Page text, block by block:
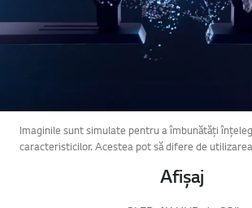
Imaginile sunt simulate pentru a îmbunătăți
caracteristicilor. Acestea pot să difere de
Afișaj